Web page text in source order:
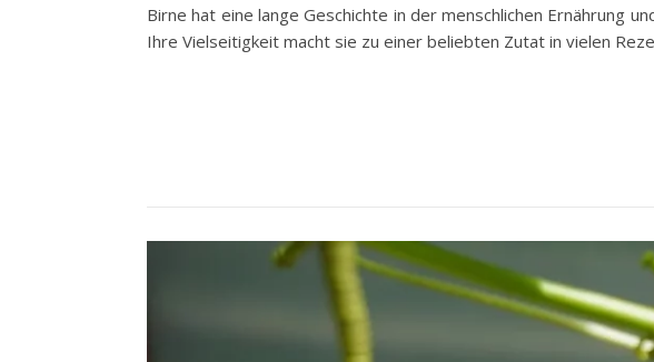
Birne hat eine lange Geschichte in der menschlichen Ernährung
Ihre Vielseitigkeit macht sie zu einer beliebten Zutat in vielen